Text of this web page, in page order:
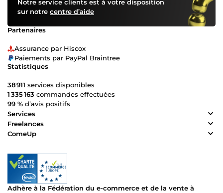
Notre service clients est à votre disposition
sur notre centre d’aide
Partenaires
Assurance par Hiscox
Paiements par PayPal Braintree
Statistiques
38 911 services disponibles
1 335 163 commandes effectuées
99 % d’avis positifs
Services
Freelances
ComeUp
Adhère à la Fédération du e-commerce et de la vente à